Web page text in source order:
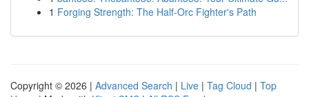
1 Forging Strength: The Half-Orc Fighter's Path
Copyright © 2026 | Advanced Search | Live | Tag Cloud | Top